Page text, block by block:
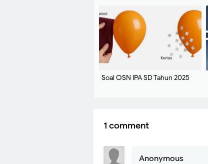
Jawaban dan Pembahasan.
Soal OSN IPA SD Tahun 2025
1 comment
Anonymous